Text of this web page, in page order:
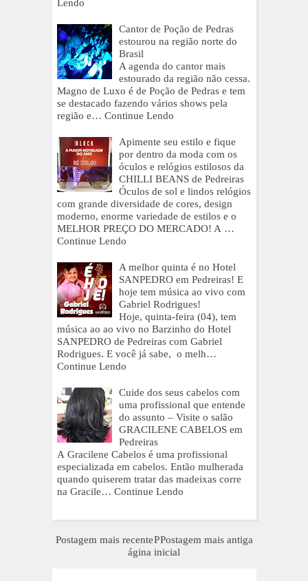
Lendo
Cantor de Poção de Pedras
estourou na região norte do
Brasil
A agenda do cantor mais
estourado da região não cessa.
Magno de Luxo é de Poção de Pedras e tem
se destacado fazendo vários shows pela
região e… Continue Lendo
Apimente seu estilo e fique
por dentro da moda com os
óculos e relógios estilosos da
CHILLI BEANS de Pedreiras
Óculos de sol e lindos relógios
com grande diversidade de cores, design
moderno, enorme variedade de estilos e o
MELHOR PREÇO DO MERCADO! A …
Continue Lendo
A melhor quinta é no Hotel
SANPEDRO em Pedreiras! E
hoje tem música ao vivo com
Gabriel Rodrigues!
Hoje, quinta-feira (04), tem
música ao ao vivo no Barzinho do Hotel
SANPEDRO de Pedreiras com Gabriel
Rodrigues. E você já sabe, o melh…
Continue Lendo
Cuide dos seus cabelos com
uma profissional que entende
do assunto – Visite o salão
GRACILENE CABELOS em
Pedreiras
A Gracilene Cabelos é uma profissional
especializada em cabelos. Então mulherada
quando quiserem tratar das madeixas corre
na Gracile… Continue Lendo
Postagem mais recente Postagem mais antiga
P
ágina inicial